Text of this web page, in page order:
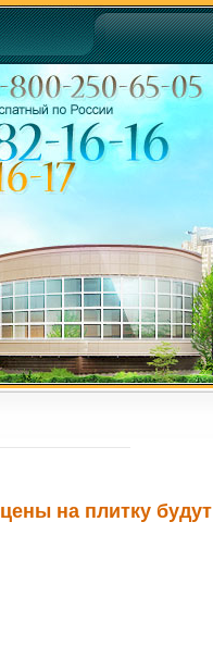
на плитку будут